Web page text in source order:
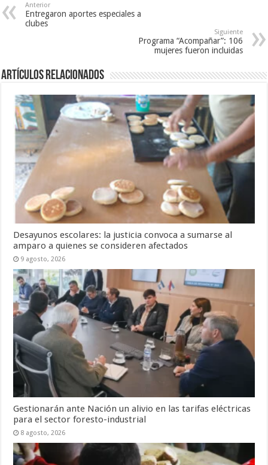
Anterior
Entregaron aportes especiales a
clubes
Siguiente
Programa “Acompañar”: 106
mujeres fueron incluidas
Artículos Relacionados
Desayunos escolares: la justicia convoca a sumarse al
amparo a quienes se consideren afectados
9 agosto, 2026
Gestionarán ante Nación un alivio en las tarifas eléctricas
para el sector foresto-industrial
8 agosto, 2026